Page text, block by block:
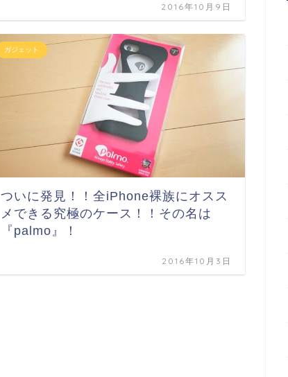
2016年10月9日
ガジェット
ついに発見！！全iPhone裸族にオスス
メできる究極のケース！！その名は
『palmo』！
2016年10月3日